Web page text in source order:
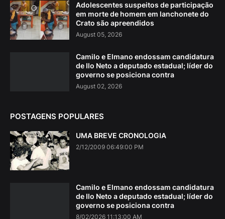
Adolescentes suspeitos de participação
em morte de homem em lanchonete do
Crato são apreendidos
August 05, 2026
Camilo e Elmano endossam candidatura
de Ilo Neto a deputado estadual; líder do
governo se posiciona contra
August 02, 2026
POSTAGENS POPULARES
UMA BREVE CRONOLOGIA
2/12/2009 06:49:00 PM
Camilo e Elmano endossam candidatura
de Ilo Neto a deputado estadual; líder do
governo se posiciona contra
8/02/2026 11:13:00 AM